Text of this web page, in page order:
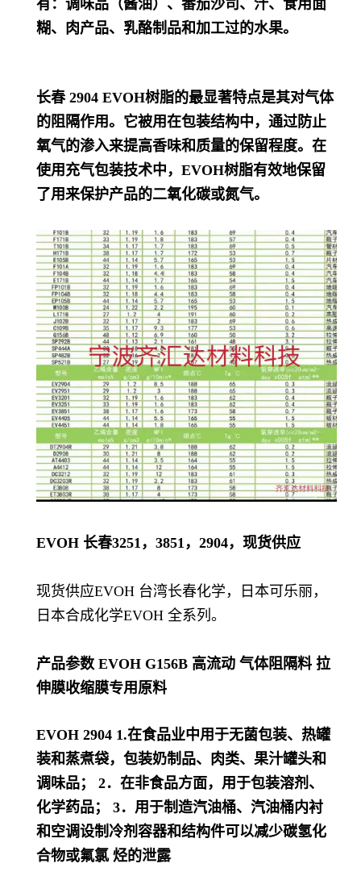
有：调味品（酱油）、番茄沙司、汁、食用面
糊、肉产品、乳酪制品和加工过的水果。
长春 2904 EVOH树脂的最显著特点是其对气体
的阻隔作用。它被用在包装结构中，通过防止
氧气的渗入来提高香味和质量的保留程度。在
使用充气包装技术中，EVOH树脂有效地保留
了用来保护产品的二氧化碳或氮气。
EVOH 长春3251，3851，2904，现货供应
现货供应EVOH 台湾长春化学，日本可乐丽，
日本合成化学EVOH 全系列。
产品参数 EVOH G156B 高流动 气体阻隔料 拉
伸膜收缩膜专用原料
EVOH 2904 1.在食品业中用于无菌包装、热罐
装和蒸煮袋，包装奶制品、肉类、果汁罐头和
调味品； 2．在非食品方面，用于包装溶剂、
化学药品； 3．用于制造汽油桶、汽油桶内衬
和空调设制冷剂容器和结构件可以减少碳氢化
合物或氟氯 烃的泄露